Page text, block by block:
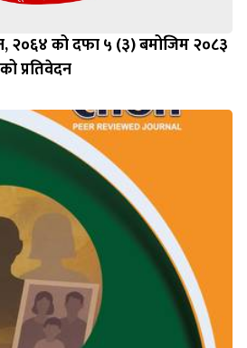
२०६४ को दफा ५ (३) बमोजिम २०८३
प्रतिवेदन